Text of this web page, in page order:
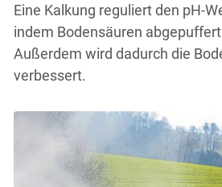
Eine Kalkung reguliert den pH-
indem Bodensäuren
Außerdem wird dadurch die
verbessert.